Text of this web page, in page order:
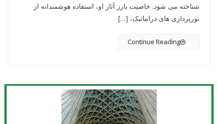
شناخته می شود. خاصیت بارز آثار او، استفاده هوشمندانه از
نورپردازی های دراماتیک، […]
Continue Reading